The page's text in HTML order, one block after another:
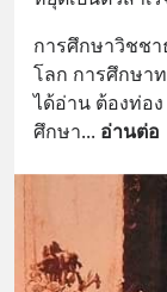
การศึกษาวิชชา
โลก การศึกษา
ได้อ่าน ต้องท่อ
ศึกษา... อ่านต่อ